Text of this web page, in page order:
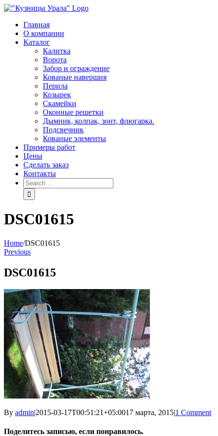
Skip
contentГлавная
О компании
Каталог
Калитка
Ворота
Забор и ограждение
Кованые навершия
Перила
Козырек
Скамейки
Оконные решетки
Дымник, колпак, зонт, флюгарка.
Подсвечник
Кованые элементы
Примеры работ
Цены
Сделать заказ
Контакты
Search
for:
DSC01615
Home/DSC01615
Previous
DSC01615
By admin|2015-03-17T00:51:21+05:0017 марта, 2015|1 Comment
Поделитесь записью, если понравилось.